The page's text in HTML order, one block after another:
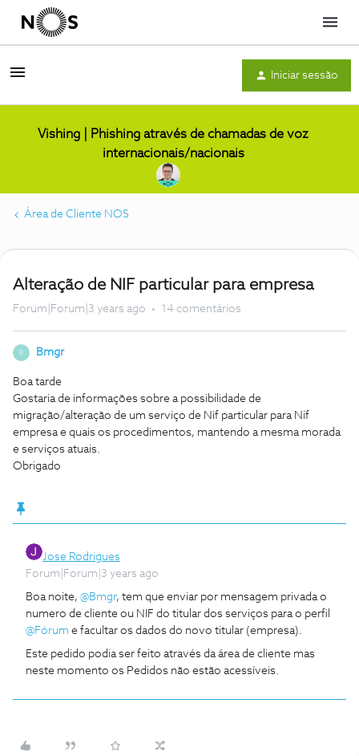
Menu
Iniciar sessão
Vishing | Phishing através de chamadas de voz
internacionais/nacionais
Área de Cliente NOS
Alteração de NIF particular para empresa
Forum|Forum|3 years ago 14 comentários
B Bmgr
Boa tarde
Gostaria de informações sobre a possibilidade de
migração/alteração de um serviço de Nif particular para Nif
empresa e quais os procedimentos, mantendo a mesma morada
e serviços atuais.
Obrigado
Jose Rodrigues
Forum|Forum|3 years ago
Boa noite, @Bmgr, tem que enviar por mensagem privada o
numero de cliente ou NIF do titular dos serviços para o perfil
@Fórum e facultar os dados do novo titular (empresa).
Este pedido podia ser feito através da área de cliente mas
neste momento os Pedidos não estão acessíveis.